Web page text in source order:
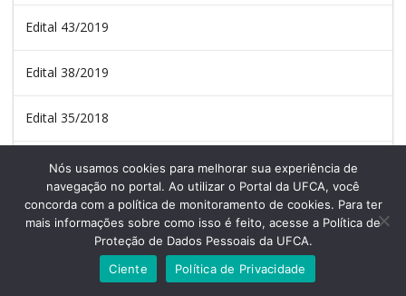
Edital 43/2019
Edital 38/2019
Edital 35/2018
Edital 70/2017
Edital 57/2016
Nós usamos cookies para melhorar sua experiência de
navegação no portal. Ao utilizar o Portal da UFCA, você
concorda com a política de monitoramento de cookies. Para ter
mais informações sobre como isso é feito, acesse a Política de
Proteção de Dados Pessoais da UFCA.
Ciente
Política de Privacidade